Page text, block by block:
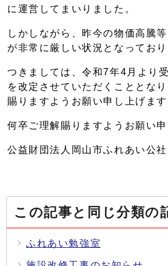
に運営してまいりました。
しかしながら、昨今の物価高騰
が非常に厳しい状況となっており
つきましては、令和7年4月より
を改定させていただくこととな
賜りますようお願い申し上げます
何卒ご理解賜りますようお願い申
公益財団法人岡山市ふれあい公社
この記事と同じ分類の
ふれあい勉強室